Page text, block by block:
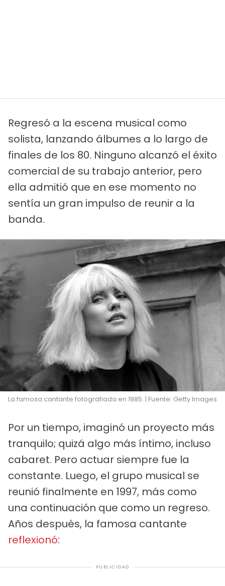
Regresó a la escena musical como
solista, lanzando álbumes a lo largo de
finales de los 80. Ninguno alcanzó el éxito
comercial de su trabajo anterior, pero
ella admitió que en ese momento no
sentía un gran impulso de reunir a la
banda.
La famosa cantante fotografiada en 1985. | Fuente: Getty Images
Por un tiempo, imaginó un proyecto más
tranquilo; quizá algo más íntimo, incluso
cabaret. Pero actuar siempre fue la
constante. Luego, el grupo musical se
reunió finalmente en 1997, más como
una continuación que como un regreso.
Años después, la famosa cantante
reflexionó:
PUBLICIDAD